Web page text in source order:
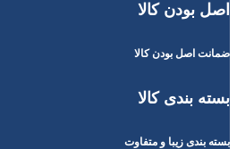
اصل بودن کالا
ضمانت اصل بودن کالا
بسته بندی کالا
بسته بندی زیبا و متفاوت